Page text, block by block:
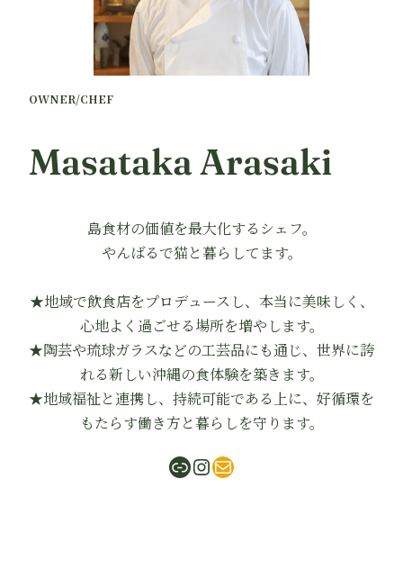
OWNER/CHEF
Masataka Arasaki
島食材の価値を最大化するシェフ。
やんばるで猫と暮らしてます。
★地域で飲食店をプロデュースし、本当に美味しく、
心地よく過ごせる場所を増やします。
★陶芸や琉球ガラスなどの工芸品にも通じ、世界に誇
れる新しい沖縄の食体験を築きます。
★地域福祉と連携し、持続可能である上に、好循環を
もたらす働き方と暮らしを守ります。
ShabuMasa
Instagram
mail